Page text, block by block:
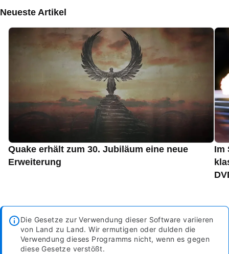
Neueste Artikel
Quake erhält zum 30. Jubiläum eine neue
Erweiterung
Im
Die Gesetze zur Verwendung dieser Software variieren
von Land zu Land. Wir ermutigen oder dulden die
Verwendung dieses Programms nicht, wenn es gegen
diese Gesetze verstößt.